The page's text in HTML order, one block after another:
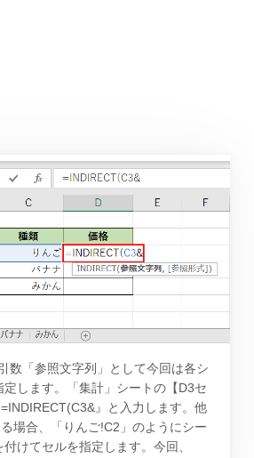
数「参照文字列」として今回は各シ
定します。「集計」シートの【D3セ
』と入力します。他
場合、「りんご!C2」のようにシー
付けてセルを指定します。今回、